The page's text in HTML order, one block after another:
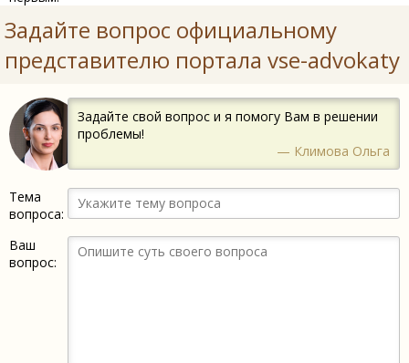
Задайте вопрос официальному
представителю портала vse-advokaty
Задайте свой вопрос и я помогу Вам в решении
проблемы!
— Климова Ольга
Тема
вопроса:
Ваш
вопрос: